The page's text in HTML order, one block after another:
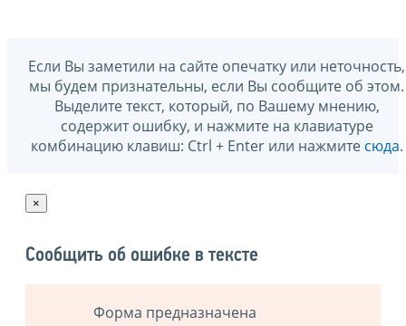
Если Вы заметили на сайте опечатку или неточность,
мы будем признательны, если Вы сообщите об этом.
Выделите текст, который, по Вашему мнению,
содержит ошибку, и нажмите на клавиатуре
комбинацию клавиш: Ctrl + Enter или нажмите сюда.
×
Сообщить об ошибке в тексте
Форма предназначена